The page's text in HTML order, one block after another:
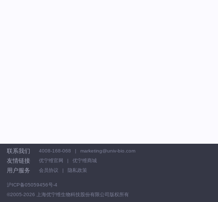
联系我们 4008-168-068 marketing@univ-bio.com
友情链接 优宁维官网 优宁维商城
用户服务 会员协议 隐私政策
沪ICP备05059456号-4
©2005-2026 上海优宁维生物科技股份有限公司版权所有